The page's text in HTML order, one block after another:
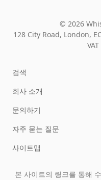
© 2026
128 City Road, London,
검색
회사 소개
문의하기
자주 묻는 질문
사이트맵
본 사이트의 링크를 통해